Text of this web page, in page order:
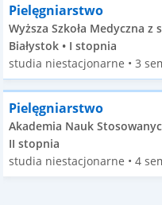
Pielęgniarstwo
Wyższa Szkoła Medyczna z
Białystok • I stopnia
studia niestacjonarne • 3
Pielęgniarstwo
Akademia Nauk
II stopnia
studia niestacjonarne • 4